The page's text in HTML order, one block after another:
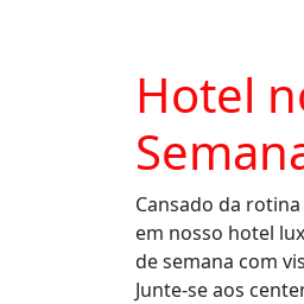
Hotel
Cansado da
em nosso hotel
de semana com
Junte-se aos